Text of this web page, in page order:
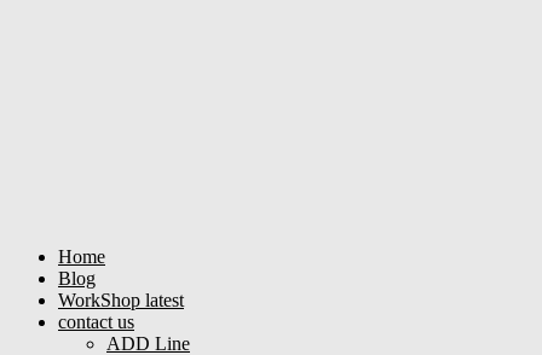
Home
Blog
WorkShop latest
contact us
ADD Line